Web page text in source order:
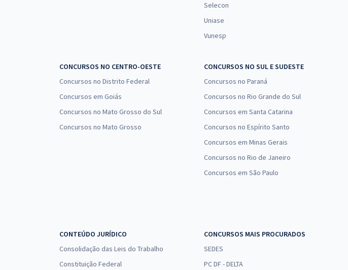
Selecon
Uniase
Vunesp
CONCURSOS NO CENTRO-OESTE
Concursos no Distrito Federal
Concursos em Goiás
Concursos no Mato Grosso do Sul
Concursos no Mato Grosso
CONCURSOS NO SUL E SUDESTE
Concursos no Paraná
Concursos no Rio Grande do Sul
Concursos em Santa Catarina
Concursos no Espírito Santo
Concursos em Minas Gerais
Concursos no Rio de Janeiro
Concursos em São Paulo
CONTEÚDO JURÍDICO
Consolidação das Leis do Trabalho
Constituição Federal
CONCURSOS MAIS PROCURADOS
SEDES
PC DF - DELTA